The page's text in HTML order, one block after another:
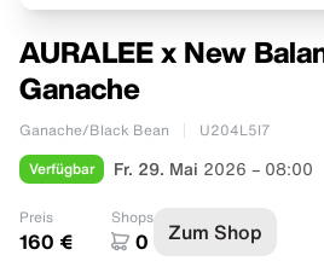
AURALEE x New
Ganache
Ganache/Black Bean U204L5I7
Verfügbar Fr. 29. Mai 2026 – 08:00
Preis
160 €
Shops
0 Zum Shop